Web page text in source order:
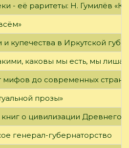
- её раритеты: Н. Гумилёв
и купечества в Иркутской
каковы мы есть, мы
мифов до современных
прозы»
о цивилизации Древнего
генерал-губернаторство